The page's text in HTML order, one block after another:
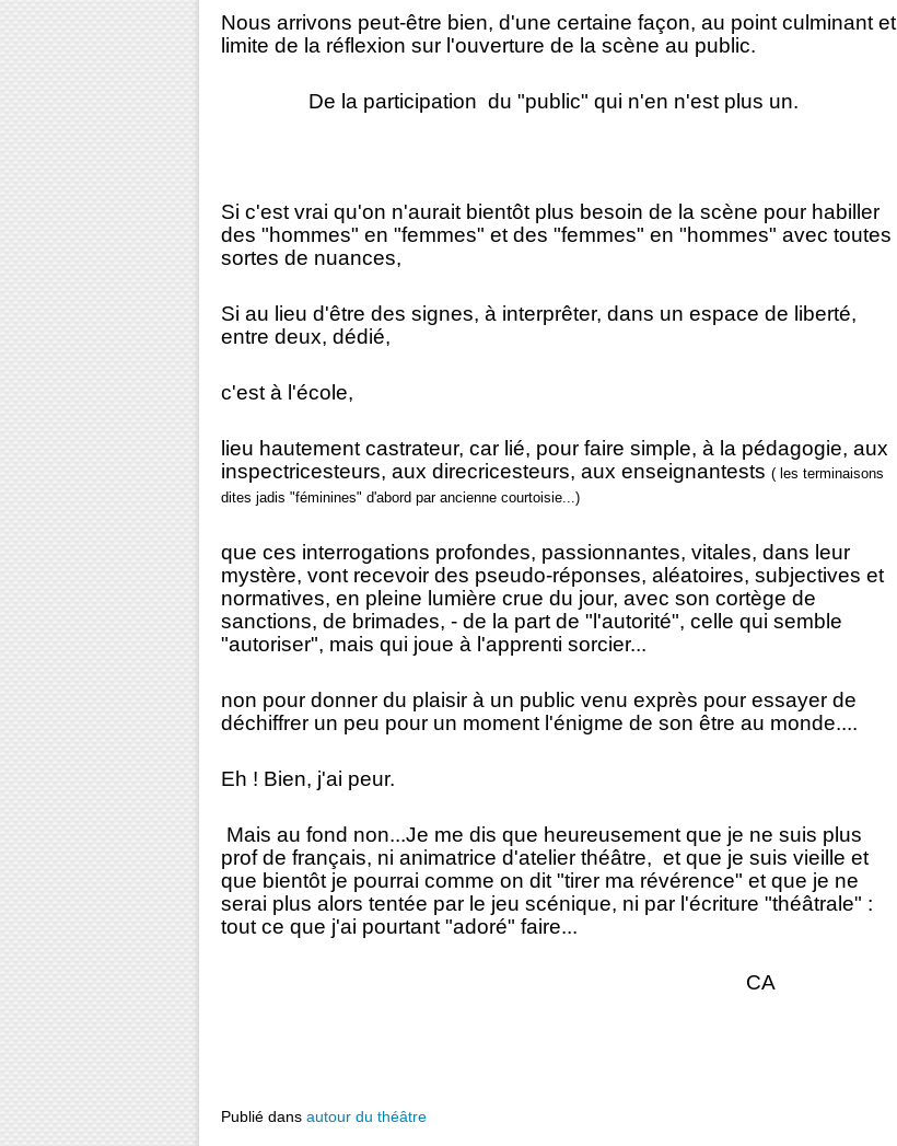
Nous arrivons peut-être bien, d'une certaine façon, au point culminant et
limite de la réflexion sur l'ouverture de la scène au public.
De la participation du "public" qui n'en n'est plus un.
Si c'est vrai qu'on n'aurait bientôt plus besoin de la scène pour habiller
des "hommes" en "femmes" et des "femmes" en "hommes" avec toutes
sortes de nuances,
Si au lieu d'être des signes, à interprêter, dans un espace de liberté,
entre deux, dédié,
c'est à l'école,
lieu hautement castrateur, car lié, pour faire simple, à la pédagogie, aux
inspectricesteurs, aux direcricesteurs, aux enseignantests ( les terminaisons
dites jadis "féminines" d'abord par ancienne courtoisie...)
que ces interrogations profondes, passionnantes, vitales, dans leur
mystère, vont recevoir des pseudo-réponses, aléatoires, subjectives et
normatives, en pleine lumière crue du jour, avec son cortège de
sanctions, de brimades, - de la part de "l'autorité", celle qui semble
"autoriser", mais qui joue à l'apprenti sorcier...
non pour donner du plaisir à un public venu exprès pour essayer de
déchiffrer un peu pour un moment l'énigme de son être au monde....
Eh ! Bien, j'ai peur.
Mais au fond non...Je me dis que heureusement que je ne suis plus
prof de français, ni animatrice d'atelier théâtre, et que je suis vieille et
que bientôt je pourrai comme on dit "tirer ma révérence" et que je ne
serai plus alors tentée par le jeu scénique, ni par l'écriture "théâtrale" :
tout ce que j'ai pourtant "adoré" faire...
CA
Publié dans autour du théâtre